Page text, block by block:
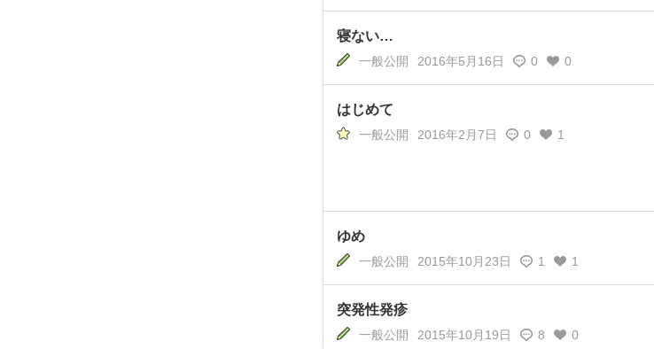
寝ない…
一般公開 2016年5月16日 0 0
はじめて
一般公開 2016年2月7日 0 1
ゆめ
一般公開 2015年10月23日 1 1
突発性発疹
一般公開 2015年10月19日 8 0